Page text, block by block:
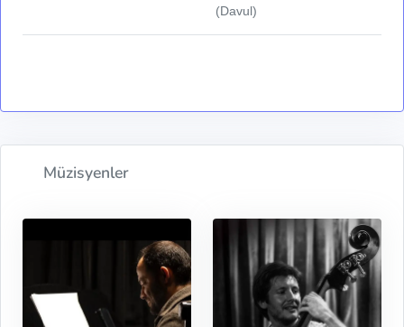
(Davul)
Müzisyenler